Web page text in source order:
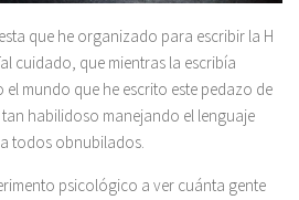
que he organizado para escribir la H
cuidado, que mientras la escribía
mundo que he escrito este pedazo de
habilidoso manejando el lenguaje
todos obnubilados.
psicológico a ver cuánta gente